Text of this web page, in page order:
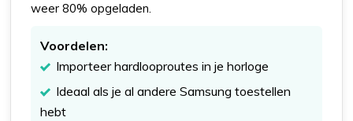
weer 80% opgeladen.
Voordelen:
Importeer hardlooproutes in je horloge
Ideaal als je al andere Samsung toestellen
hebt